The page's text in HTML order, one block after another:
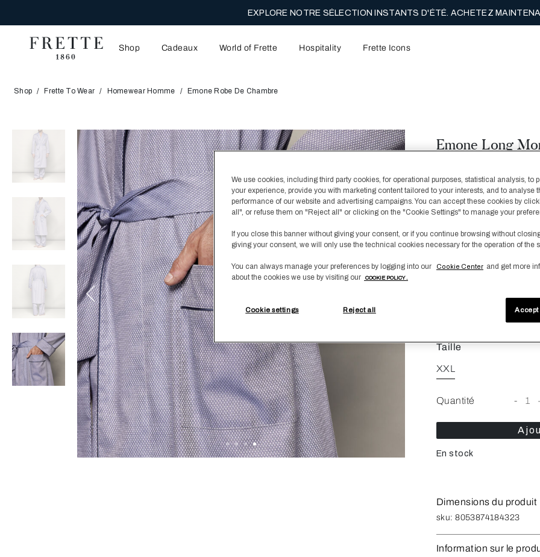
EXPLORE NOTRE SÉLECTION INSTANTS D'ÉTÉ. ACHETEZ
Shop Cadeaux World of Frette Hospitality Frette Icons
Shop Frette To Wear Homewear Homme Emone Robe De Chambre
Emone Long
Le Peignoir Emone est
dans une teinte bleue
sur le haut et de
incontournable cosy de
incluse. Jusqu'à
Le mannequin mesure
Taille
XXL
Quantité - 1
En stock
Dimensions du produit
sku: 8053874184323
Information sur le
We use cookies, including third party cookies, for operational purposes, statistical analysis, to
your experience, provide you with marketing content tailored to your interests, and to analyse
performance of our website and advertising campaigns. You can accept these cookies by
all", or refuse them on "Reject all" or clicking on the "Cookie Settings" to manage your
If you close this banner without giving your consent, or if you continue browsing without
giving your consent, we will only use the technical cookies necessary for the operation of the
You can always manage your preferences by logging into our Cookie Center and get more
about the cookies we use by visiting our
COOKIE POLICY .
Cookie settings Reject all